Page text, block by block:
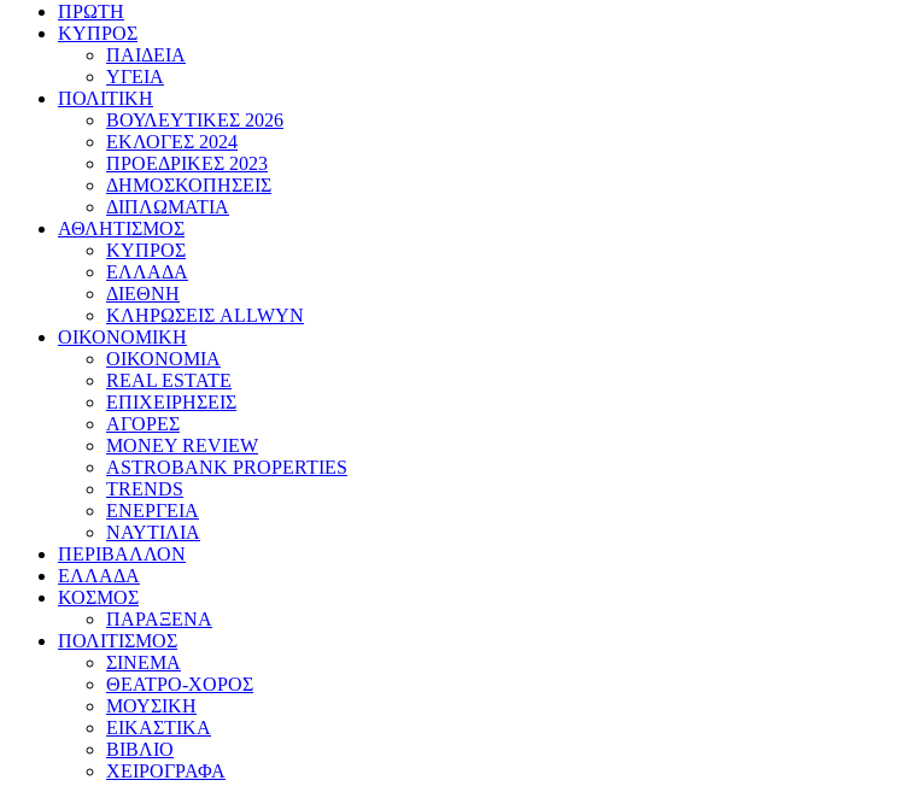
ΠΡΩΤΗ
ΚΥΠΡΟΣ
ΠΑΙΔΕΙΑ
ΥΓΕΙΑ
ΠΟΛΙΤΙΚΗ
ΒΟΥΛΕΥΤΙΚΕΣ 2026
ΕΚΛΟΓΕΣ 2024
ΠΡΟΕΔΡΙΚΕΣ 2023
ΔΗΜΟΣΚΟΠΗΣΕΙΣ
ΔΙΠΛΩΜΑΤΙΑ
ΑΘΛΗΤΙΣΜΟΣ
ΚΥΠΡΟΣ
ΕΛΛΑΔΑ
ΔΙΕΘΝΗ
ΚΛΗΡΩΣΕΙΣ ALLWYN
ΟΙΚΟΝΟΜΙΚΗ
ΟΙΚΟΝΟΜΙΑ
REAL ESTATE
ΕΠΙΧΕΙΡΗΣΕΙΣ
ΑΓΟΡΕΣ
MONEY REVIEW
ASTROBANK PROPERTIES
TRENDS
ΕΝΕΡΓΕΙΑ
ΝΑΥΤΙΛΙΑ
ΠΕΡΙΒΑΛΛΟΝ
ΕΛΛΑΔΑ
ΚΟΣΜΟΣ
ΠΑΡΑΞΕΝΑ
ΠΟΛΙΤΙΣΜΟΣ
ΣΙΝΕΜΑ
ΘΕΑΤΡΟ-ΧΟΡΟΣ
ΜΟΥΣΙΚΗ
ΕΙΚΑΣΤΙΚΑ
ΒΙΒΛΙΟ
ΧΕΙΡΟΓΡΑΦΑ